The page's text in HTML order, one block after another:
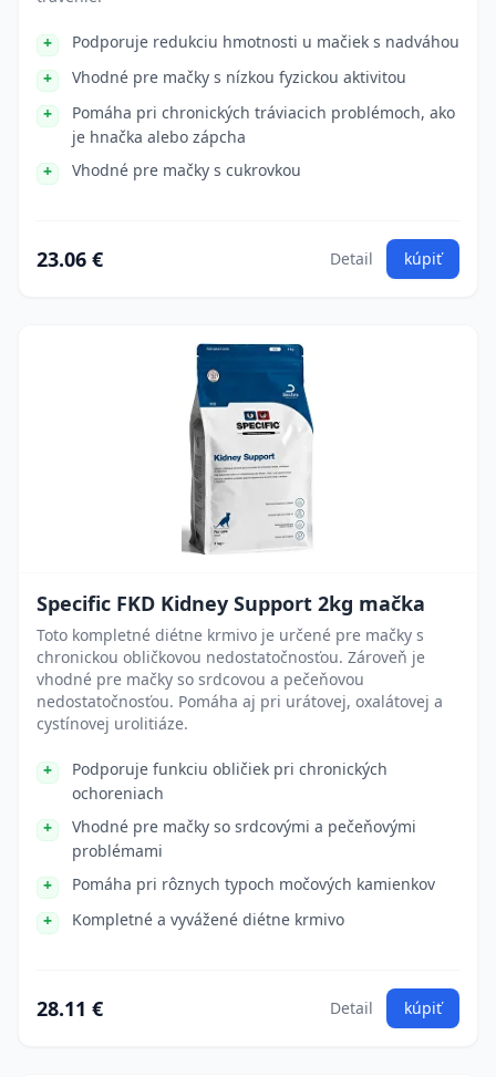
Podporuje redukciu hmotnosti u mačiek s nadváhou
Vhodné pre mačky s nízkou fyzickou aktivitou
Pomáha pri chronických tráviacich problémoch, ako
je hnačka alebo zápcha
Vhodné pre mačky s cukrovkou
23.06 € Detail kúpiť
Specific FKD Kidney Support 2kg mačka
Toto kompletné diétne krmivo je určené pre mačky s
chronickou obličkovou nedostatočnosťou. Zároveň je
vhodné pre mačky so srdcovou a pečeňovou
nedostatočnosťou. Pomáha aj pri urátovej, oxalátovej a
cystínovej urolitiáze.
Podporuje funkciu obličiek pri chronických
ochoreniach
Vhodné pre mačky so srdcovými a pečeňovými
problémami
Pomáha pri rôznych typoch močových kamienkov
Kompletné a vyvážené diétne krmivo
28.11 € Detail kúpiť